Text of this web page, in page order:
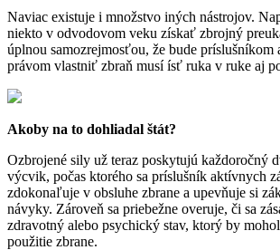
Naviac existuje i množstvo iných nástrojov.
niekto v odvodovom veku získať zbrojný
úplnou samozrejmosťou, že bude príslušníkom
právom vlastniť zbraň musí ísť ruka v ruke aj
Akoby na to dohliadal štát?
Ozbrojené sily už teraz poskytujú každoročný
výcvik, počas ktorého sa príslušník aktívnych
zdokonaľuje v obsluhe zbrane a upevňuje si
návyky. Zároveň sa priebežne overuje, či sa
zdravotný alebo psychický stav, ktorý by
použitie zbrane.